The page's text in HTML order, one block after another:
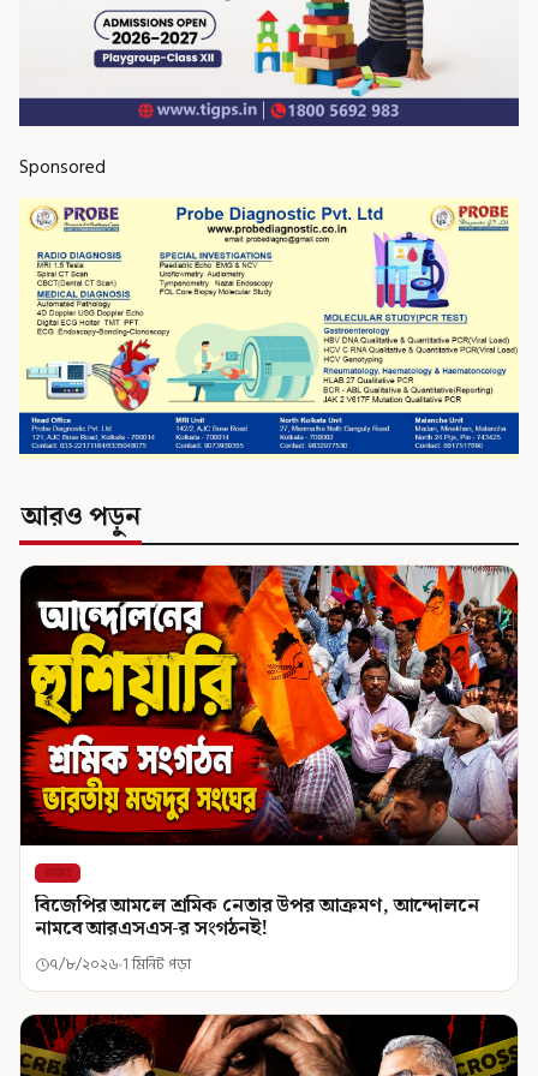
Sponsored
আরও পড়ুন
রাজ্য
বিজেপির আমলে শ্রমিক নেতার উপর আক্রমণ, আন্দোলনে
নামবে আরএসএস-র সংগঠনই!
৭/৮/২০২৬ 1 মিনিট পড়া